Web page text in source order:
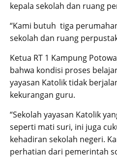
kepala sekolah dan ruang
“Kami butuh tiga
sekolah dan ruang
Ketua RT 1 Kampung
bahwa kondisi proses
yayasan Katolik tidak
kekurangan guru.
“Sekolah yayasan Katolik
seperti mati suri, ini juga
kehadiran sekolah negeri.
perhatian dari pemerintah